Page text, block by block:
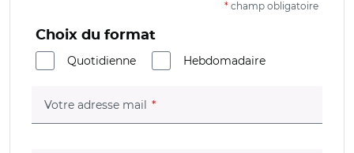
* champ obligatoire
Choix du format
Quotidienne
Hebdomadaire
Votre adresse mail (champ obligatoire)